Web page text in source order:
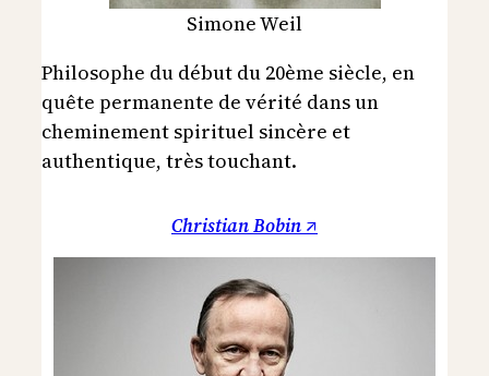
Simone Weil
Philosophe du début du 20ème siècle, en
quête permanente de vérité dans un
cheminement spirituel sincère et
authentique, très touchant.
Christian Bobin ↗